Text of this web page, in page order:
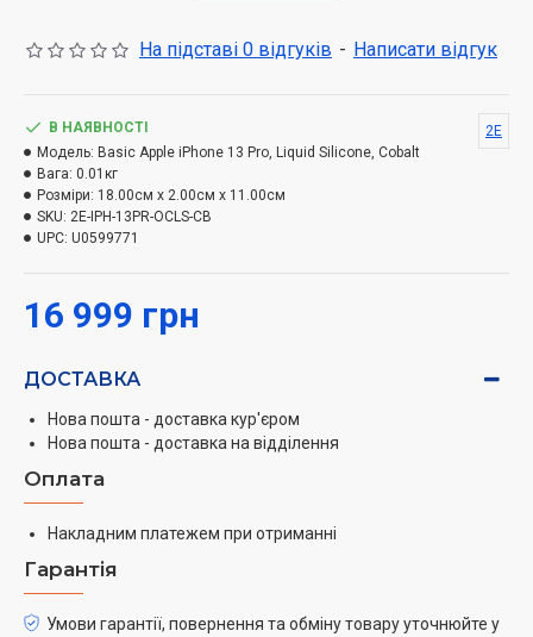
пилу та подряпин, забезпечує щільність посадки і
На підставі 0 відгуків - Написати відгук
16 999 грн
В НАЯВНОСТІ
Модель: Basic Apple iPhone 13 Pro, Liquid Silicone, Cobalt
Вага: 0.01кг
Розміри: 18.00см x 2.00см x 11.00см
SKU: 2E-IPH-13PR-OCLS-CB
UPC: U0599771
2E
ДОСТАВКА
Нова пошта - доставка кур'єром
Нова пошта - доставка на відділення
Оплата
Накладним платежем при отриманні
Гарантія
Умови гарантії, повернення та обміну товару уточнюйте у